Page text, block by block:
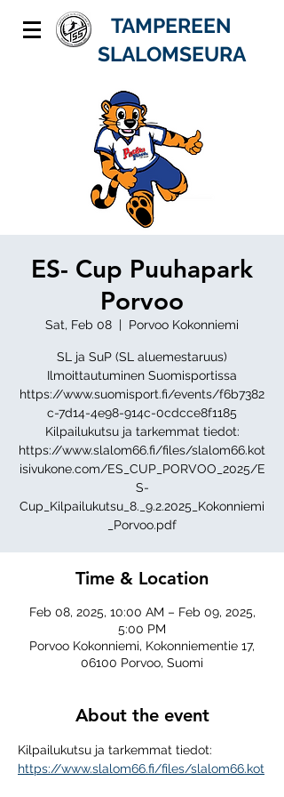
TAMPEREEN
SLALOMSEURA
ES- Cup Puuhapark
Porvoo
Sat, Feb 08
  |
Porvoo Kokonniemi
SL ja SuP (SL aluemestaruus)
Ilmoittautuminen Suomisportissa
https://www.suomisport.fi/events/f6b7382
c-7d14-4e98-914c-0cdcce8f1185
Kilpailukutsu ja tarkemmat tiedot:
https://www.slalom66.fi/files/slalom66.kot
isivukone.com/ES_CUP_PORVOO_2025/E
S-
Cup_Kilpailukutsu_8._9.2.2025_Kokonniemi
_Porvoo.pdf
Time & Location
Feb 08, 2025, 10:00 AM – Feb 09, 2025,
5:00 PM
Porvoo Kokonniemi, Kokonniementie 17,
06100 Porvoo, Suomi
About the event
Kilpailukutsu ja tarkemmat tiedot:
https://www.slalom66.fi/files/slalom66.kot